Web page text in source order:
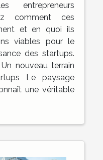
entrepreneurs
comment ces
et en quoi ils
viables pour le
des startups.
nouveau terrain
Le paysage
une véritable